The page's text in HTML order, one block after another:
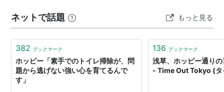
ト通販でペレットホップを実際に購入してみました。 ザ
ーツ（チェコ産） ペレット100g価格: 1079 円楽…
ネットで話題 もっと見る
382 ブックマーク
ホッピー「素手でのトイレ掃除が、問
題から逃げない強い心を育てるんで
す」
136 ブックマーク
浅草、ホッピー通り
- Time Out Tokyo (タ